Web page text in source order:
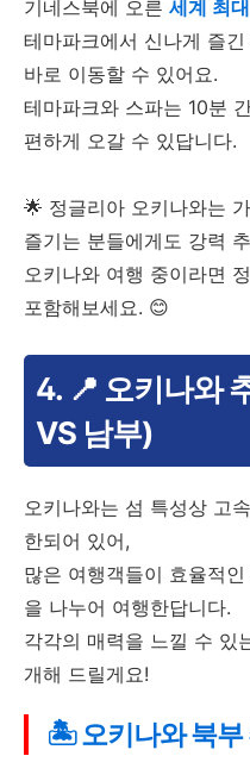
기네스북에 오른 세계 최
테마파크에서 신나게 즐
바로 이동할 수 있어요.
테마파크와 스파는 10분
편하게 오갈 수 있답니다.
🌟 정글리아 오키나와는
즐기는 분들에게도 강력
오키나와 여행 중이라면
포함해보세요. 😊
4. 📍 오키나와
VS 남부)
오키나와는 섬 특성상 고
한되어 있어,
많은 여행객들이 효율적
을 나누어 여행한답니다.
각각의 매력을 느낄 수 있
개해 드릴게요!
🏝️ 오키나와 북부